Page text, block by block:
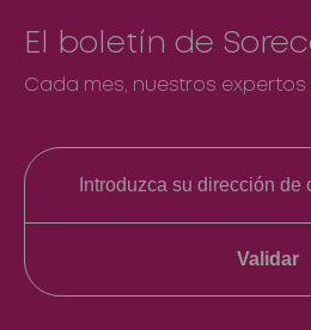
El boletín de
Cada mes, nuestros expertos
Validar